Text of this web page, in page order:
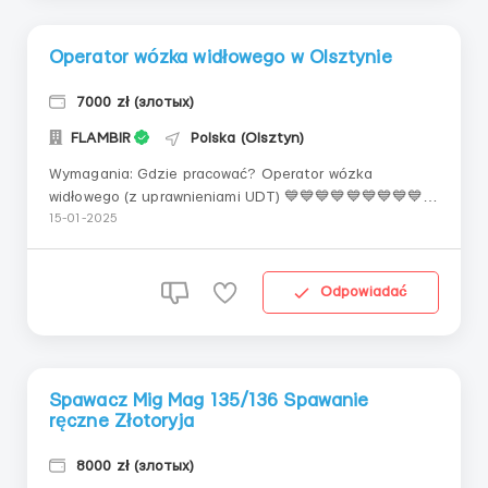
Operator wózka widłowego w Olsztynie
7000 zł (злотых)
FLAMBIR Polska (Olsztyn)
Wymagania: Gdzie pracować? Operator wózka
widłowego (z uprawnieniami UDT) 💙💙💙💙💙💙💙💙💙💙
💙💙💙 🟧 Potrzebny operator wózka widłowego w
🧍🏻‍♂️Mężczyźni do 50 lat 🔥Wymagane doświadczenie i
15-01-2025
Odpowiadać
Spawacz Mig Mag 135/136 Spawanie
ręczne Złotoryja
8000 zł (злотых)